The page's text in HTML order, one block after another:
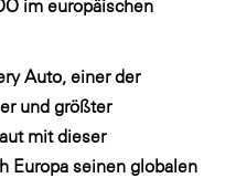
im europäischen
Auto, einer der
und größter
mit dieser
Europa seinen globalen